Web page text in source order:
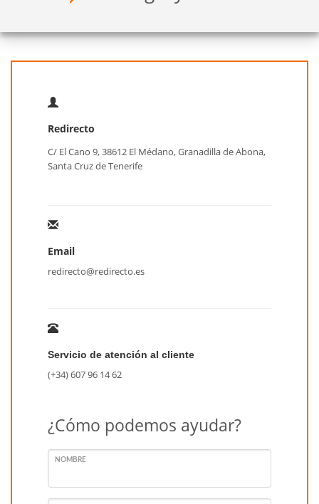
Redirecto
C/ El Cano 9, 38612 El Médano, Granadilla de Abona,
Santa Cruz de Tenerife
Email
redirecto@redirecto.es
Servicio de atención al cliente
(+34) 607 96 14 62
¿Cómo podemos ayudar?
NOMBRE